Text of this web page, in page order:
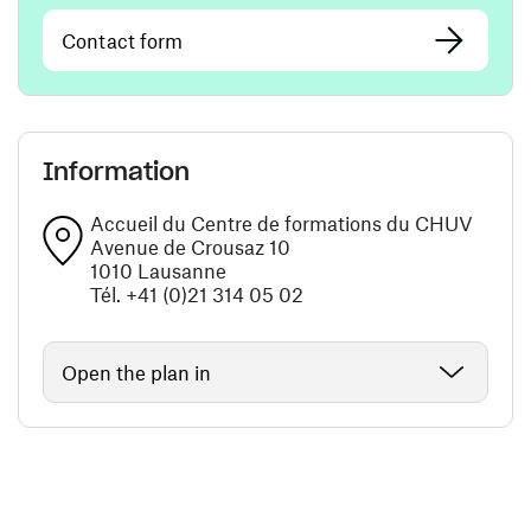
Contact form
Information
Accueil du Centre de formations du CHUV
Avenue de Crousaz 10
1010 Lausanne
Tél. +41 (0)21 314 05 02
Open the plan in